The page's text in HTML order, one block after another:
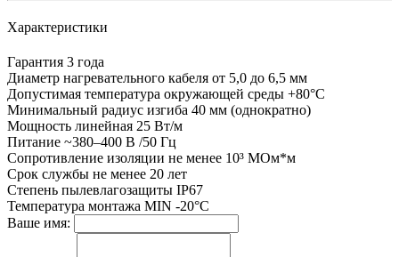
Характеристики
Гарантия 3 года
Диаметр нагревательного кабеля от 5,0 до 6,5 мм
Допустимая температура окружающей среды +80°С
Минимальный радиус изгиба 40 мм (однократно)
Мощность линейная 25 Вт/м
Питание ~380–400 В /50 Гц
Сопротивление изоляции не менее 10³ МОм*м
Срок службы не менее 20 лет
Степень пылевлагозащиты IP67
Температура монтажа MIN -20°С
Ваше имя: